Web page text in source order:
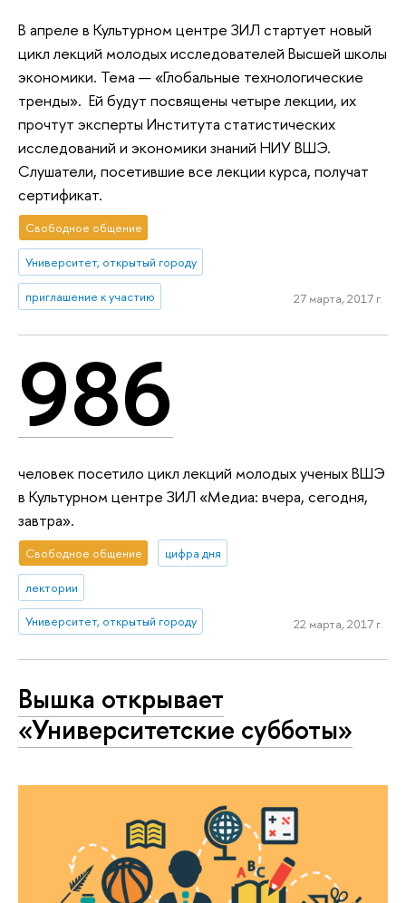
В апреле в Культурном центре ЗИЛ стартует новый
цикл лекций молодых исследователей Высшей школы
экономики. Тема — «Глобальные технологические
тренды». Ей будут посвящены четыре лекции, их
прочтут эксперты Института статистических
исследований и экономики знаний НИУ ВШЭ.
Слушатели, посетившие все лекции курса, получат
сертификат.
Свободное общение
Университет, открытый городу
приглашение к участию 27 марта, 2017 г.
986
человек посетило цикл лекций молодых ученых ВШЭ
в Культурном центре ЗИЛ «Медиа: вчера, сегодня,
завтра».
Свободное общение цифра дня
лектории
Университет, открытый городу 22 марта, 2017 г.
Вышка открывает
«Университетские субботы»